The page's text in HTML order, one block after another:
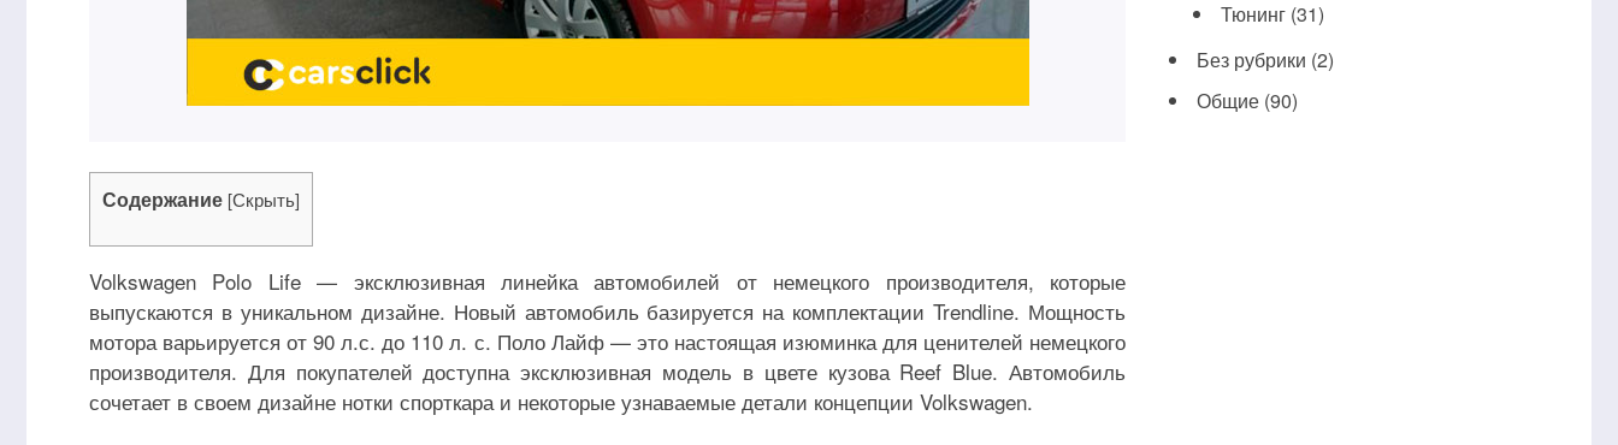
Содержание [Скрыть]
Volkswagen Polo Life — эксклюзивная линейка автомобилей от немецкого производителя, которые
выпускаются в уникальном дизайне. Новый автомобиль базируется на комплектации Trendline. Мощность
мотора варьируется от 90 л.с. до 110 л. с. Поло Лайф — это настоящая изюминка для ценителей немецкого
производителя. Для покупателей доступна эксклюзивная модель в цвете кузова Reef Blue. Автомобиль
сочетает в своем дизайне нотки спорткара и некоторые узнаваемые детали концепции Volkswagen.
Тюнинг(31)
Без рубрики (2)
Общие(90)